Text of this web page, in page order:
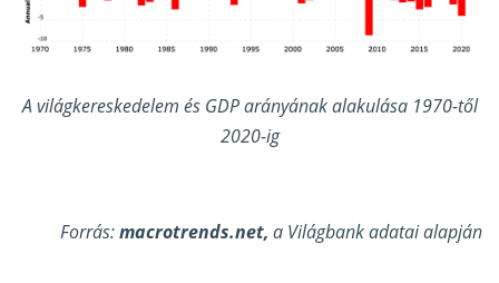
A világkereskedelem és GDP arányának alakulása 1970-től
2020-ig
Forrás:macrotrends.net, a Világbank adatai alapján